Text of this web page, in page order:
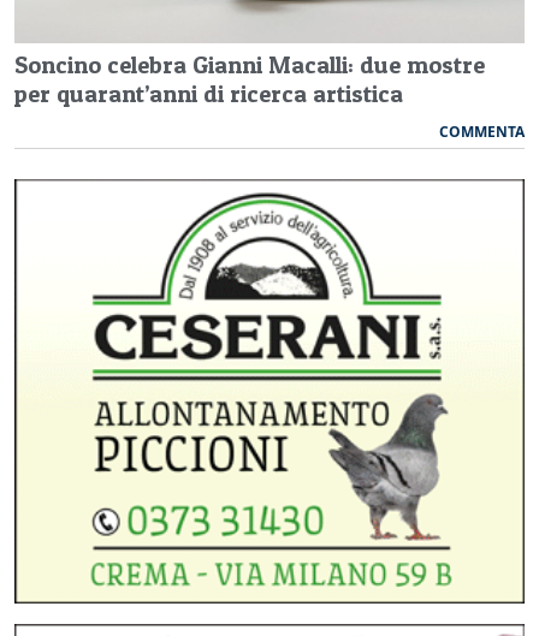
Soncino celebra Gianni Macalli: due mostre
per quarant’anni di ricerca artistica
COMMENTA